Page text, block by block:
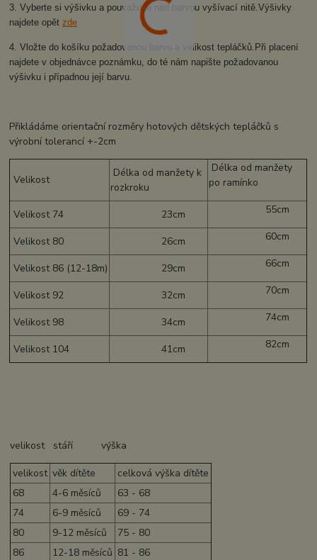
3. Vyberte si výšivku a pouvažujte nad barvou vyšívací nitě.Výšivky
najdete opětzde
4. Vložte do košíku požadovanou barvu a velikost tepláčků.Při placení
najdete v objednávce poznámku, do té nám napište požadovanou
výšivku i případnou její barvu.
Přikládáme orientační rozměry hotových dětských tepláčků s
výrobní tolerancí +-2cm
Velikost
Délka od manžety k
rozkroku
Délka od manžety
po ramínko
Velikost 74 23cm 55cm
Velikost 80 26cm 60cm
Velikost 86 (12-18m) 29cm 66cm
Velikost 92 32cm 70cm
Velikost 98 34cm 74cm
Velikost 104 41cm 82cm
velikost stáří výška
velikost věk dítěte
celková výška dítěte
68
4-6 měsíců
63 - 68
74
6-9 měsíců
69 - 74
80
9-12 měsíců
75 - 80
86
12-18 měsíců 81 - 86